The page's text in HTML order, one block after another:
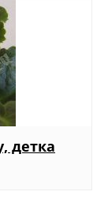
детка